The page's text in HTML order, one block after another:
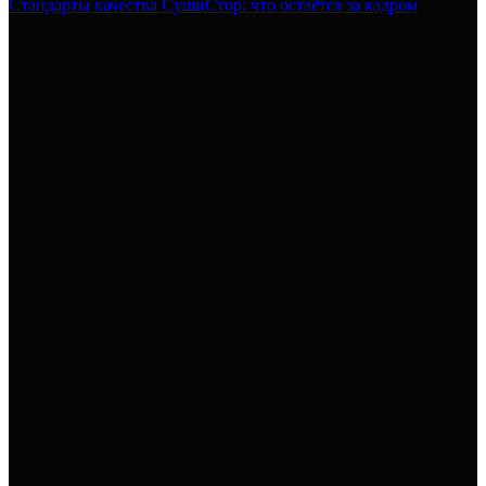
Стандарты качества СушиСтор: что остаётся за кадром